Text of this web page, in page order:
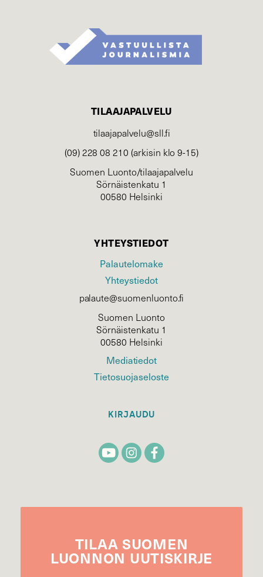
TILAAJAPALVELU
tilaajapalvelu@sll.fi
(09) 228 08 210 (arkisin klo 9-15)
Suomen Luonto/tilaajapalvelu
Sörnäistenkatu 1
00580 Helsinki
YHTEYSTIEDOT
Palautelomake
Yhteystiedot
palaute@suomenluonto.fi
Suomen Luonto
Sörnäistenkatu 1
00580 Helsinki
Mediatiedot
Tietosuojaseloste
KIRJAUDU
TILAA SUOMEN
LUONNON UUTIS­KIRJE